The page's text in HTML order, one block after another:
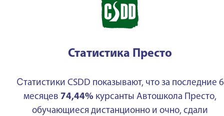
Статистика Престо
Статистики CSDD показывают, что за последние 6
месяцев 74,44% курсанты Автошкола Престо,
обучающиеся дистанционно и очно, сдали